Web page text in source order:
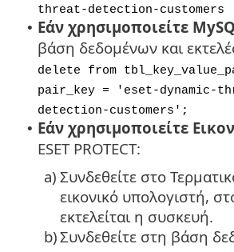
threat-detection-customers
• Εάν χρησιμοποιείτε
βάση δεδομένων και
delete from
pair_key = 'eset-dynamic-
detection-customers';
• Εάν χρησιμοποιείτε
ESET PROTECT:
a) Συνδεθείτε στο
εικονικό υπολογιστή,
εκτελείται η συσκευή.
b)Συνδεθείτε στη βάση